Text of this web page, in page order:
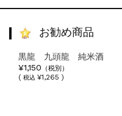
お勧め商品
黒龍 九頭龍 純米酒
¥1,150 （税別）
( 税込 ¥1,265 )